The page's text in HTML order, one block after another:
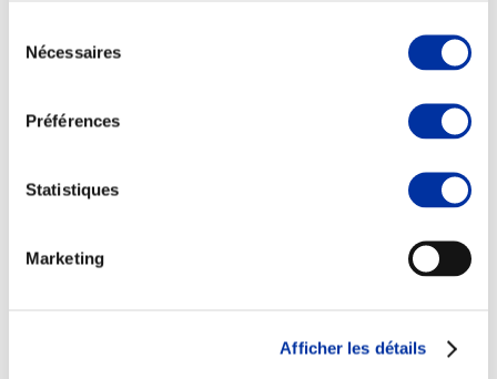
Nécessaires
Préférences
Statistiques
Marketing
Afficher les détails
Alimentation de qualité, raisonnée et durable